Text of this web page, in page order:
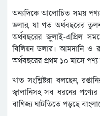
অন্যদিকে আলোচিত সময় পণ্য
ডলার, যা গত অর্থবছরের
অর্থবছরের জুলাই-এপ্রিল
বিলিয়ন ডলার। আমদানি ও
অর্থবছরের প্রথম ১০ মাসে পণ্য
খাত সংশ্লিষ্টরা বলছেন,
জ্বালানিসহ সব ধরনের পণ্যের
বাণিজ্য ঘাটতিতে পড়ছে